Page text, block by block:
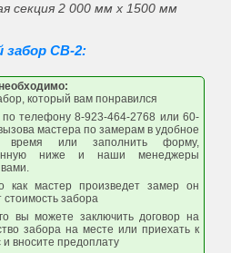
секция 2 000 мм х 1500 мм
забор СВ-2:
который вам понравился
по телефону 8-923-464-2768 или 60-
мастера по замерам в удобное
или заполнить форму,
ниже и наши менеджеры
вами.
как мастер произведет замер он
стоимость забора
вы можете заключить договор на
забора на месте или приехать к
вносите предоплату